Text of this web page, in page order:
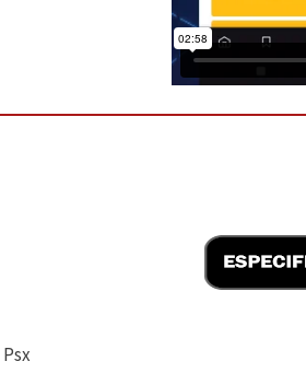
Psx